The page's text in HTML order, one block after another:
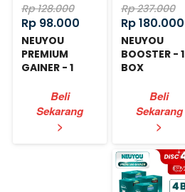
Rp 128.000
Rp 98.000
NEUYOU
PREMIUM
GAINER - 1
`
Beli
Sekarang
>
Rp 237.000
Rp 180.000
NEUYOU
BOOSTER - 1
BOX
`
Beli
Sekarang
>